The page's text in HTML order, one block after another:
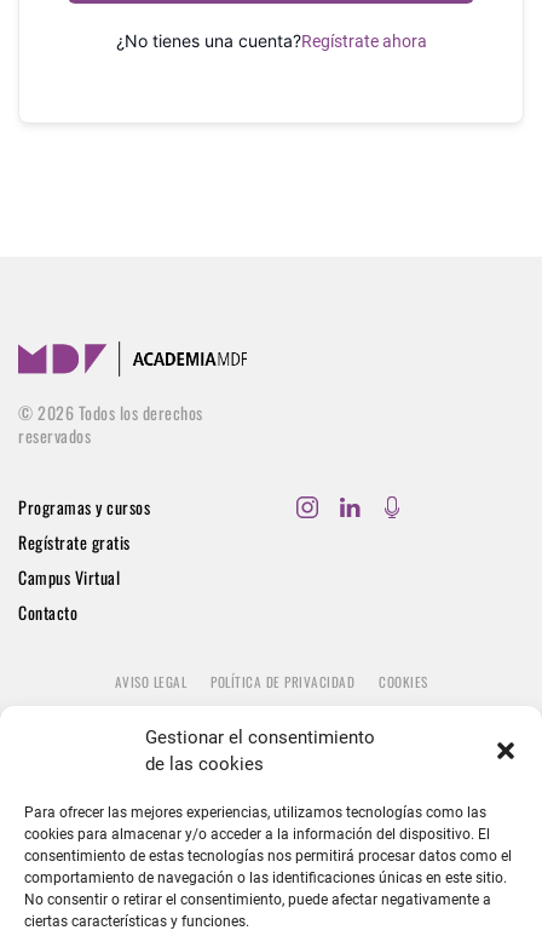
Gestionar el consentimiento
de las cookies
Para ofrecer las mejores experiencias, utilizamos tecnologías como las
cookies para almacenar y/o acceder a la información del dispositivo. El
consentimiento de estas tecnologías nos permitirá procesar datos como el
comportamiento de navegación o las identificaciones únicas en este sitio.
No consentir o retirar el consentimiento, puede afectar negativamente a
ciertas características y funciones.
¿No tienes una cuenta?Regístrate ahora
©2026Todos los derechos
reservados
Programas y cursos
Regístrate gratis
Campus Virtual
Contacto
AVISO LEGAL POLÍTICA DE PRIVACIDAD COOKIES